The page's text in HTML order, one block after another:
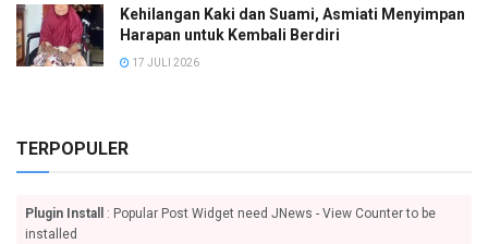
Kehilangan Kaki dan Suami, Asmiati Menyimpan
Harapan untuk Kembali Berdiri
17 JULI 2026
TERPOPULER
Plugin Install
: Popular Post Widget need JNews - View Counter to be
installed